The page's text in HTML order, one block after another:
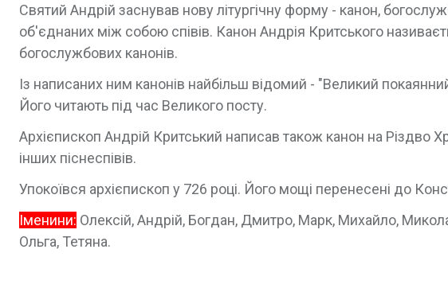
Святий Андрій заснував нову літургічну форму - канон,
об'єднаних між собою співів. Канон Андрія Критського
богослужбових канонів.
Із написаних ним канонів найбільш відомий - "Великий
Його читають під час Великого посту.
Архієпископ Андрій Критський написав також канон на Різдво
інших піснеспівів.
Упокоївся архієпископ у 726 році. Його мощі перенесені до
Іменини: Олексій, Андрій, Богдан, Дмитро, Марк, Михайло,
Ольга, Тетяна.